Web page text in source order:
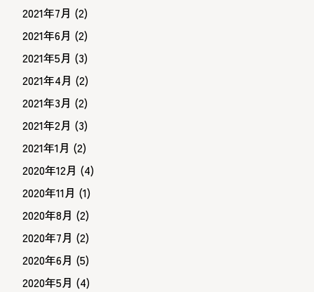
2021年7月 (2)
2021年6月 (2)
2021年5月 (3)
2021年4月 (2)
2021年3月 (2)
2021年2月 (3)
2021年1月 (2)
2020年12月 (4)
2020年11月 (1)
2020年8月 (2)
2020年7月 (2)
2020年6月 (5)
2020年5月 (4)